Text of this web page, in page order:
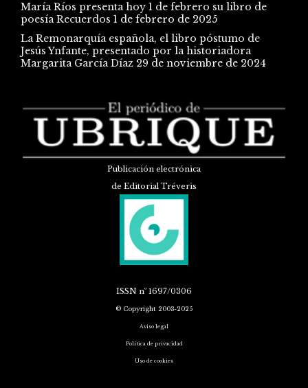
María Ríos presenta hoy 1 de febrero su libro de
poesía Recuerdos 1 de febrero de 2025
La Remonarquía española, el libro póstumo de
Jesús Ynfante, presentado por la historiadora
Margarita García Díaz 29 de noviembre de 2024
Publicación electrónica
de Editorial Tréveris
ISSN nº 1697/0306
© Copyright 2003-2025
Aviso legal
Política de privacidad
Uso de cookies